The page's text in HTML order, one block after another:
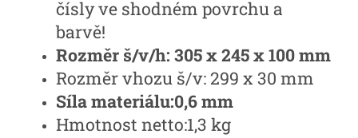
čísly ve shodném povrchu a
barvě!
Rozměr š/v/h: 305 x 245 x 100 mm
Rozměr vhozu š/v: 299 x 30 mm
Síla materiálu:0,6 mm
Hmotnost netto:1,3 kg